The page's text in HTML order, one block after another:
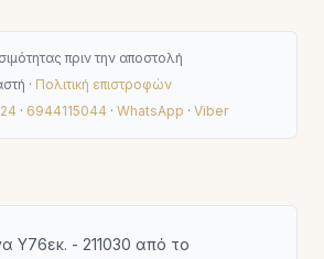
πριν την αποστολή
· Πολιτική επιστροφών
· 6944115044 · WhatsApp · Viber
Υ76εκ. - 211030 από το